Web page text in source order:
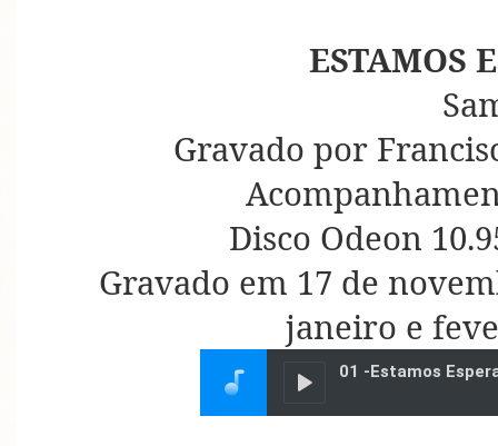
ESTAMOS
Gravado por
Disco Odeon
Gravado em 17 de
janeiro e